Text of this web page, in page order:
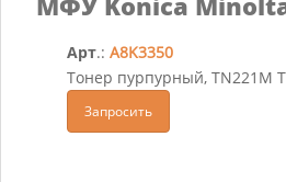
Арт.: A8K3350
Тонер пурпурный, TN221M
Запросить